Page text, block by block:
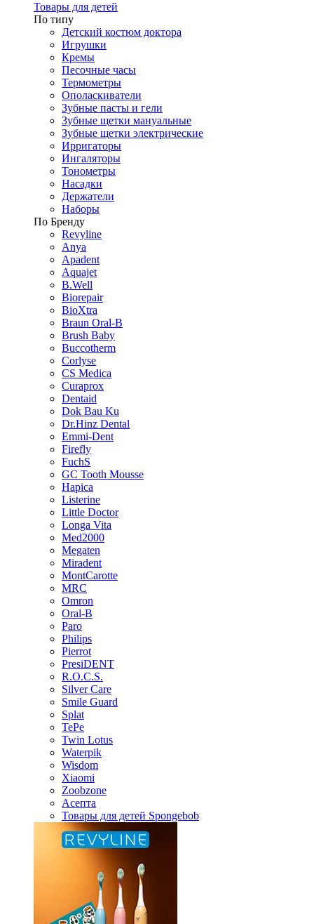
Товары для детей
По типу
Детский костюм доктора
Игрушки
Кремы
Песочные часы
Термометры
Ополаскиватели
Зубные пасты и гели
Зубные щетки мануальные
Зубные щетки электрические
Ирригаторы
Ингаляторы
Тонометры
Насадки
Держатели
Наборы
По Бренду
Revyline
Anya
Apadent
Aquajet
B.Well
Biorepair
BioXtra
Braun Oral-B
Brush Baby
Buccotherm
Corlyse
CS Medica
Curaprox
Dentaid
Dok Bau Ku
Dr.Hinz Dental
Emmi-Dent
Firefly
FuchS
GC Tooth Mousse
Hapica
Listerine
Little Doctor
Longa Vita
Med2000
Megaten
Miradent
MontCarotte
MRC
Omron
Oral-B
Paro
Philips
Pierrot
PresiDENT
R.O.C.S.
Silver Care
Smile Guard
Splat
TePe
Twin Lotus
Waterpik
Wisdom
Xiaomi
Zoobzone
Асепта
Товары для детей Spongebob